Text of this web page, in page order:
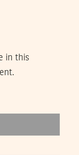
in this